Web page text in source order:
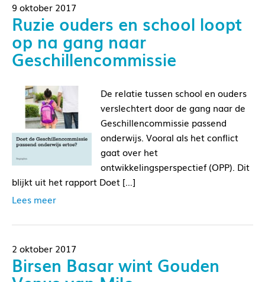
9 oktober 2017
Ruzie ouders en school loopt
op na gang naar
Geschillencommissie
De relatie tussen school en ouders
verslechtert door de gang naar de
Geschillencommissie passend
onderwijs. Vooral als het conflict
gaat over het
ontwikkelingsperspectief (OPP). Dit
blijkt uit het rapport Doet […]
Lees meer
2 oktober 2017
Birsen Basar wint Gouden